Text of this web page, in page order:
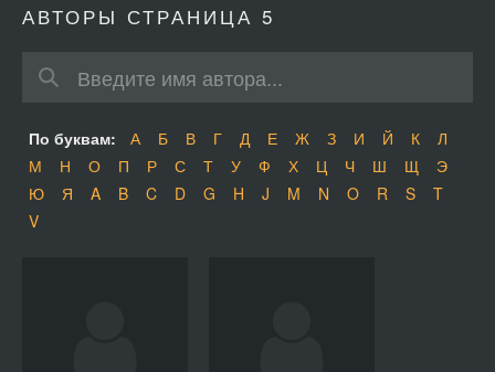
АВТОРЫ СТРАНИЦА 5
По буквам: А Б В Г Д Е Ж З И Й К
Л
М
Н О П Р С Т У Ф Х Ц Ч Ш Щ
Э
Ю
Я A B C D G H J M N O R S
T
V